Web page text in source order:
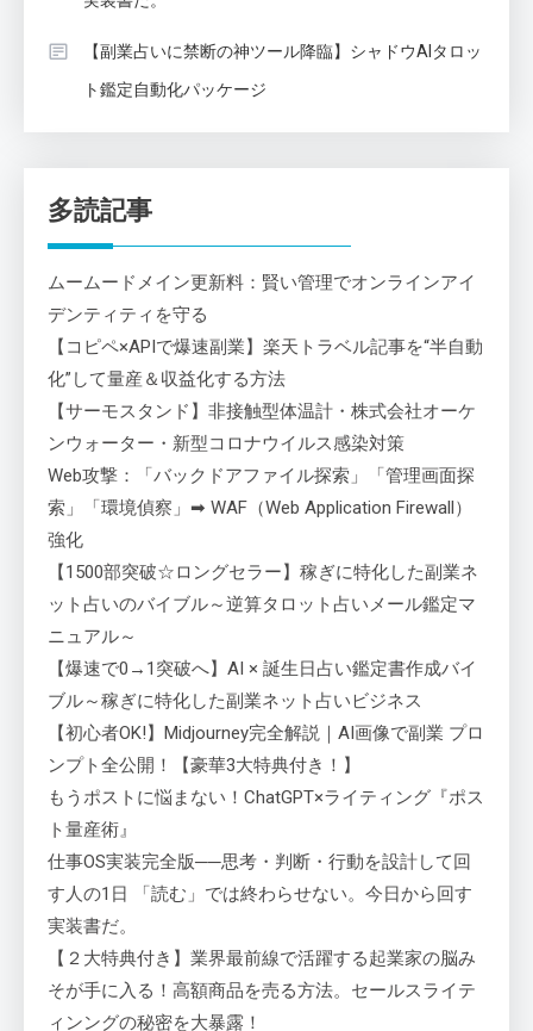
【副業占いに禁断の神ツール降臨】シャドウAIタロッ
ト鑑定自動化パッケージ
多読記事
ムームードメイン更新料：賢い管理でオンラインアイ
デンティティを守る
【コピペ×APIで爆速副業】楽天トラベル記事を“半自動
化”して量産＆収益化する方法
【サーモスタンド】非接触型体温計・株式会社オーケ
ンウォーター・新型コロナウイルス感染対策
Web攻撃：「バックドアファイル探索」「管理画面探
索」「環境偵察」➡ WAF（Web Application Firewall）
強化
【1500部突破☆ロングセラー】稼ぎに特化した副業ネ
ット占いのバイブル～逆算タロット占いメール鑑定マ
ニュアル～
【爆速で0→1突破へ】AI × 誕生日占い鑑定書作成バイ
ブル～稼ぎに特化した副業ネット占いビジネス
【初心者OK!】Midjourney完全解説｜AI画像で副業 プロ
ンプト全公開！【豪華3大特典付き！】
もうポストに悩まない！ChatGPT×ライティング『ポス
ト量産術』
仕事OS実装完全版──思考・判断・行動を設計して回
す人の1日 「読む」では終わらせない。今日から回す
実装書だ。
【２大特典付き】業界最前線で活躍する起業家の脳み
そが手に入る！高額商品を売る方法。セールスライテ
ィンングの秘密を大暴露！